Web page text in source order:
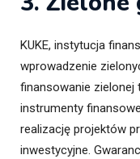
KUKE, instytucja
wprowadzenie
finansowanie zielonej
instrumenty
realizację projektów
inwestycyjne.